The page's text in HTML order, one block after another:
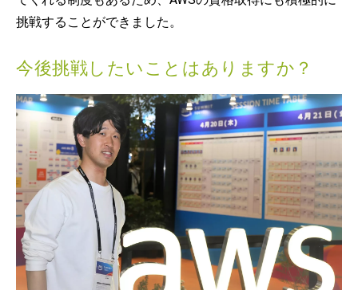
挑戦することができました。
今後挑戦したいことはありますか？